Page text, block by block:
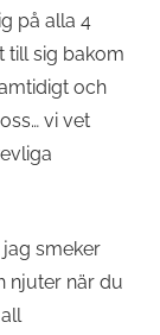
på alla 4
till sig bakom
och
vi vet
smeker
njuter när du